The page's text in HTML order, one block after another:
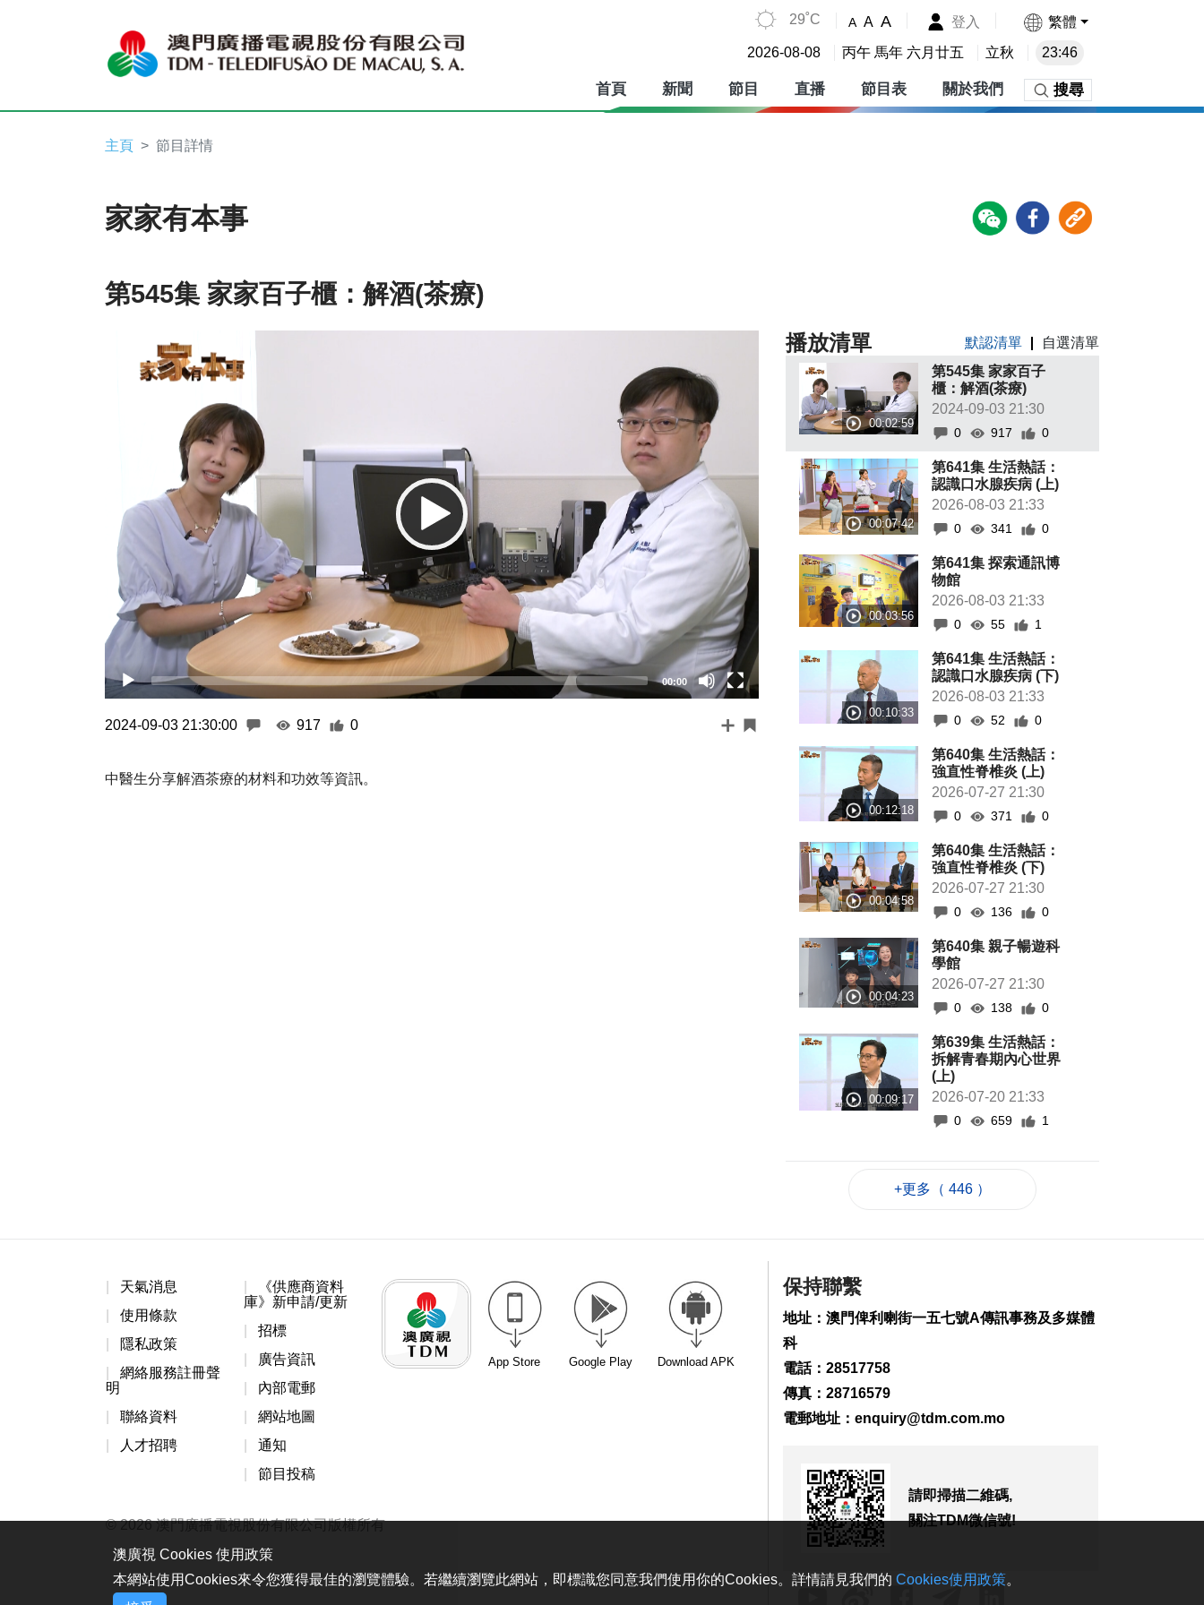
29˚C A A A 登入 繁體
2026-08-08 丙午 馬年 六月廿五 立秋 23:46
首頁 新聞 節目 直播 節目表 關於我們 搜尋
主頁 節目詳情
家家有本事
第545集 家家百子櫃：解酒(茶療)
Player
00:00
2024-09-03 21:30:00 917 0
中醫生分享解酒茶療的材料和功效等資訊。
播放清單 默認清單
自選清單
第545集 家家百子
櫃：解酒(茶療)
2024-09-03 21:30
0 917 0
第641集 生活熱話：
認識口水腺疾病 (上)
2026-08-03 21:33
0 341 0
第641集 探索通訊博
物館
2026-08-03 21:33
0 55 1
第641集 生活熱話：
認識口水腺疾病 (下)
2026-08-03 21:33
0 52 0
第640集 生活熱話：
強直性脊椎炎 (上)
2026-07-27 21:30
0 371 0
第640集 生活熱話：
強直性脊椎炎 (下)
2026-07-27 21:30
0 136 0
第640集 親子暢遊科
學館
2026-07-27 21:30
0 138 0
第639集 生活熱話：
拆解青春期內心世界
(上)
2026-07-20 21:33
0 659 1
+更多（ 446 ）
天氣消息
使用條款
隱私政策
網絡服務註冊聲
明
聯絡資料
人才招聘
《供應商資料
庫》新申請/更新
招標
廣告資訊
內部電郵
網站地圖
通知
節目投稿
App Store Google Play Download APK
© 2026 澳門廣播電視股份有限公司版權所有
保持聯繫
地址：澳門俾利喇街一五七號A傳訊事務及多媒體
科
電話：28517758
傳真：28716579
電郵地址： enquiry@tdm.com.mo
請即掃描二維碼,
關注TDM微信號!
澳廣視 Cookies 使用政策
本網站使用Cookies來令您獲得最佳的瀏覽體驗。若繼續瀏覽此網站，即標識您同意我們使用你的Cookies。詳情請見我們的 Cookies使用政策。